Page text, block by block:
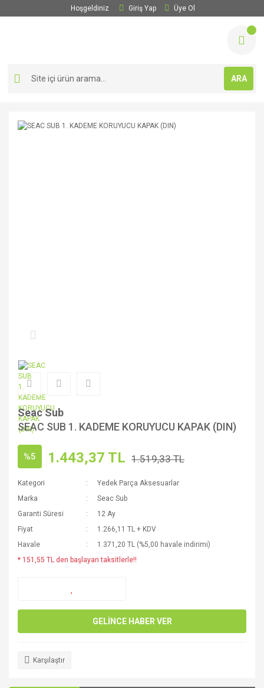
Hoşgeldiniz Giriş Yap Üye Ol
ARA
Seac Sub
SEAC SUB 1. KADEME KORUYUCU KAPAK (DIN)
%5 1.443,37 TL 1.519,33 TL
Kategori
Yedek Parça Aksesuarlar
Marka
Seac Sub
Garanti Süresi
12 Ay
Fiyat
1.266,11 TL + KDV
Havale
1.371,20 TL (%5,00 havale indirimi)
* 151,55 TL den başlayan taksitlerle!!
GELİNCE HABER VER
Karşılaştır